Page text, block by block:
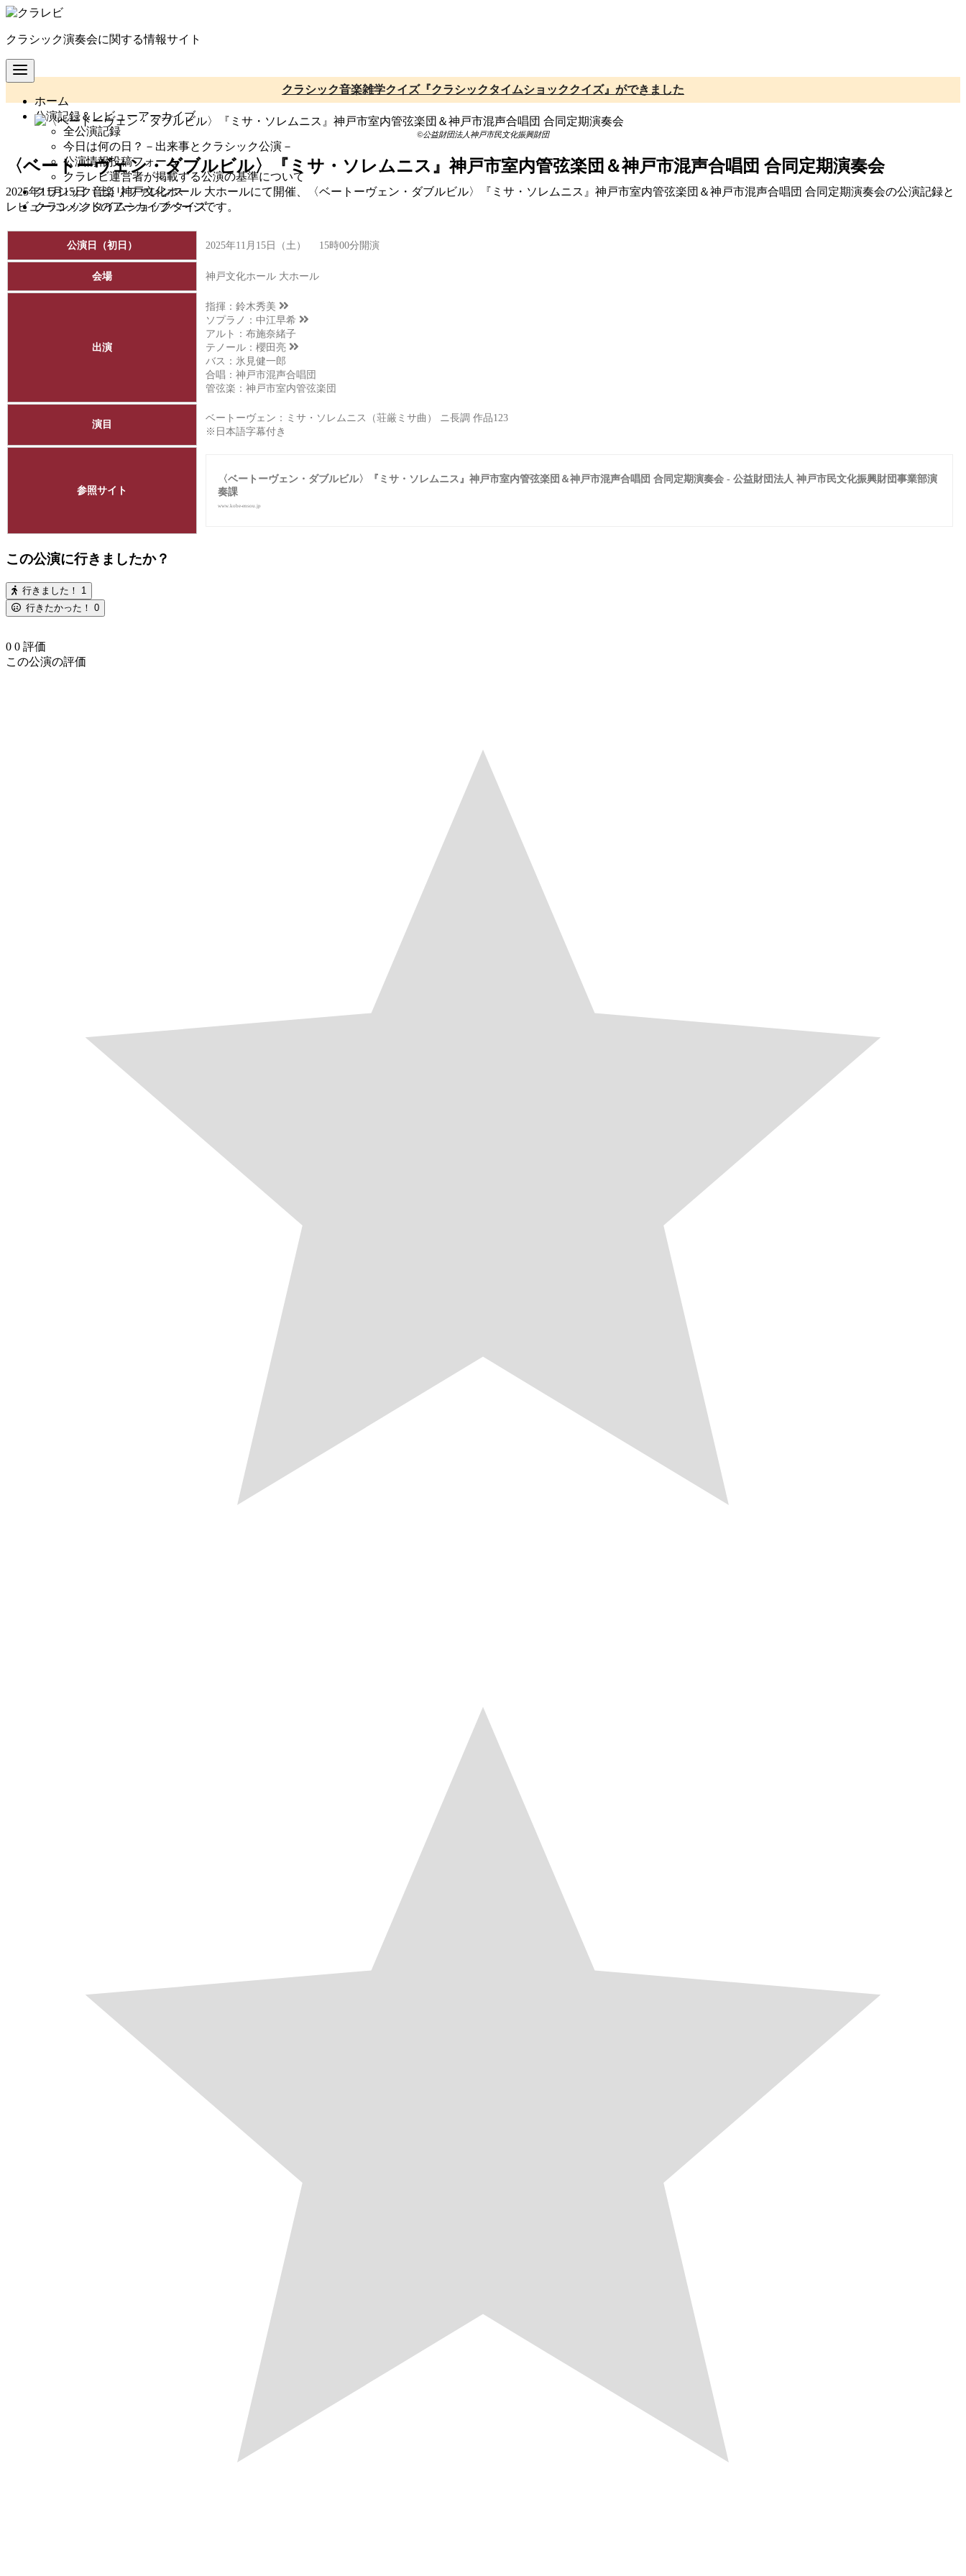
コ
テ
ン
ツ
移
クラシック演奏会に関する情報サイト
ホーム
公演記録＆レビューアーカイブ
全公演記録
今日は何の日？－出来事とクラシック公演－
公演情報投稿フォーム
クラレビ運営者が掲載する公演の基準について
クラシック音楽リファレンス
クラシックタイムショッククイズ
クラシック音楽雑学クイズ『クラシックタイムショッククイズ』ができました
©公益財団法人神戸市民文化振興財団
〈ベートーヴェン・ダブルビル〉『ミサ・ソレムニス』神戸市室内管弦楽団＆神戸市混声合唱団 合同定期演奏会
2025年11月15日（土）神戸文化ホール 大ホールにて開催、〈ベートーヴェン・ダブルビル〉『ミサ・ソレムニス』神戸市室内管弦楽団＆神戸市混声合唱団 合同定期演奏会の公演記録と
レビュー/コメントのアーカイブページです。
公演日（初日） 2025年11月15日（土） 15時00分開演
会場 神戸文化ホール 大ホール
出演
指揮： 鈴木秀美
ソプラノ： 中江早希
アルト：布施奈緒子
テノール： 櫻田亮
バス：氷見健一郎
合唱：神戸市混声合唱団
管弦楽：神戸市室内管弦楽団
演目
ベートーヴェン：ミサ・ソレムニス（荘厳ミサ曲） ニ長調 作品123
※日本語字幕付き
参照サイト
〈ベートーヴェン・ダブルビル〉『ミサ・ソレムニス』神戸市室内管弦楽団＆神戸市混声合唱団 合同定期演奏会 - 公益財団法人 神戸市民文化振興財団事業部演
奏課
www.kobe-ensou.jp
この公演に行きましたか？
行きました！ 1
行きたかった！ 0
0 0 評価
この公演の評価